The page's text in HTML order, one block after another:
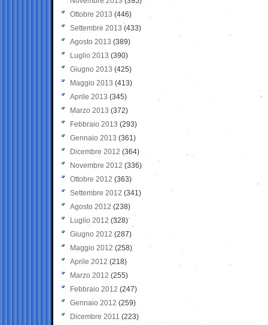
Ottobre 2013 (446)
Settembre 2013 (433)
Agosto 2013 (389)
Luglio 2013 (390)
Giugno 2013 (425)
Maggio 2013 (413)
Aprile 2013 (345)
Marzo 2013 (372)
Febbraio 2013 (293)
Gennaio 2013 (361)
Dicembre 2012 (364)
Novembre 2012 (336)
Ottobre 2012 (363)
Settembre 2012 (341)
Agosto 2012 (238)
Luglio 2012 (328)
Giugno 2012 (287)
Maggio 2012 (258)
Aprile 2012 (218)
Marzo 2012 (255)
Febbraio 2012 (247)
Gennaio 2012 (259)
Dicembre 2011 (223)